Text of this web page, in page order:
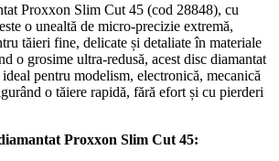
Proxxon Slim Cut 45 (cod 28848), cu
o unealtă de micro-precizie extremă,
tăieri fine, delicate și detaliate în materiale
o grosime ultra-redusă, acest disc diamantat
pentru modelism, electronică, mecanică
o tăiere rapidă, fără efort și cu pierderi
Proxxon Slim Cut 45: